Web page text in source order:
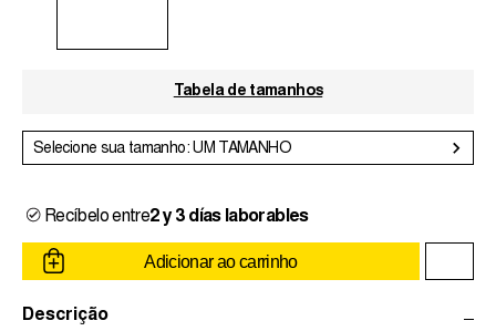
Tabela de tamanhos
Selecione sua tamanho: UM TAMANHO
Recíbelo entre2 y 3 días laborables
Adicionar ao carrinho
Descrição